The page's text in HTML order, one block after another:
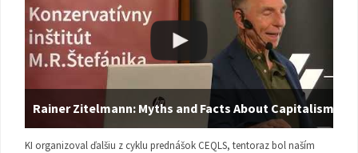
Rainer Zitelmann: Myths and Facts About Capitalism
KI organizoval ďalšiu z cyklu prednášok CEQLS, tentoraz bol naším